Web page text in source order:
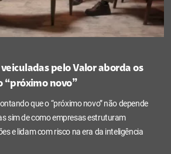
pelo Valor aborda os
“próximo novo”
que o “próximo novo” não depende
sim de como empresas estruturam
e lidam com risco na era da inteligência